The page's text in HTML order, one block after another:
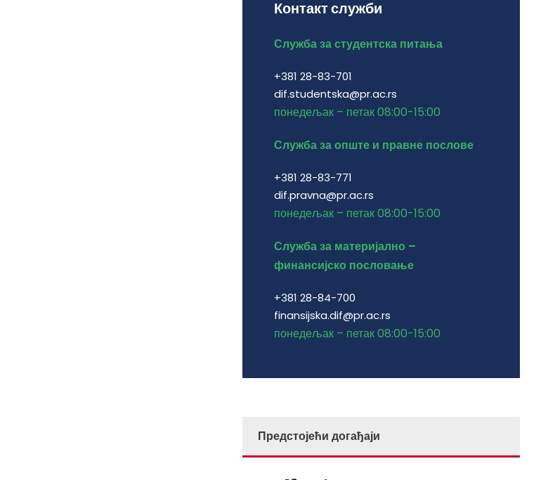
Контакт служби
Служба за студентска питања
+381 28-83-701
dif.studentska@pr.ac.rs
понедељак – петак 08:00-15:00
Служба за опште и правне послове
+381 28-83-771
dif.pravna@pr.ac.rs
понедељак – петак 08:00-15:00
Служба за материјално –
финансијско пословање
+381 28-84-700
finansijska.dif@pr.ac.rs
понедељак – петак 08:00-15:00
Предстојећи догађаји